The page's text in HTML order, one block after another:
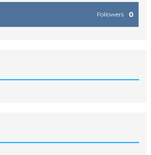
0
Followers